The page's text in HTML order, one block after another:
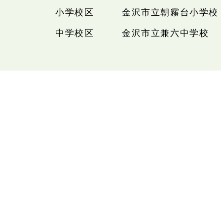
小学校区 金沢市立朝霧台小学校
中学校区 金沢市立兼六中学校